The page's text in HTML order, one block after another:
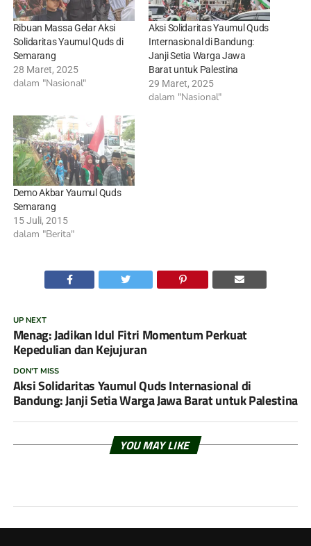
Ribuan Massa Gelar Aksi
Solidaritas Yaumul Quds di
Semarang
28 Maret, 2025
dalam "Nasional"
Aksi Solidaritas Yaumul Quds
Internasional di Bandung:
Janji Setia Warga Jawa
Barat untuk Palestina
29 Maret, 2025
dalam "Nasional"
Demo Akbar Yaumul Quds
Semarang
15 Juli, 2015
dalam "Berita"
UP NEXT
Menag: Jadikan Idul Fitri Momentum Perkuat
Kepedulian dan Kejujuran
DON'T MISS
Aksi Solidaritas Yaumul Quds Internasional di
Bandung: Janji Setia Warga Jawa Barat untuk Palestina
YOU MAY LIKE